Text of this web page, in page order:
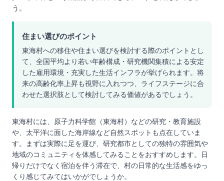
う。
住まい選びのポイント
東海村への移住や住まい選びを検討する際のポイントとし
て、全国平均より若い年齢構成・研究機関集積による安定
した雇用環境・充実した生活インフラが挙げられます。将
来の高齢化率上昇も視野に入れつつ、ライフステージに合
わせた選択肢として検討してみる価値があるでしょう。
東海村には、原子力科学館（東海村）などの研究・教育施設
や、太平洋に面した海岸線など自然スポットも点在していま
す。まずは実際に足を運び、研究都市としての独特の雰囲気や
地域のコミュニティを体感してみることをおすすめします。日
帰りだけでなく宿泊を伴う滞在で、村の日常的な生活感をゆっ
くり感じてみてはいかがでしょうか。